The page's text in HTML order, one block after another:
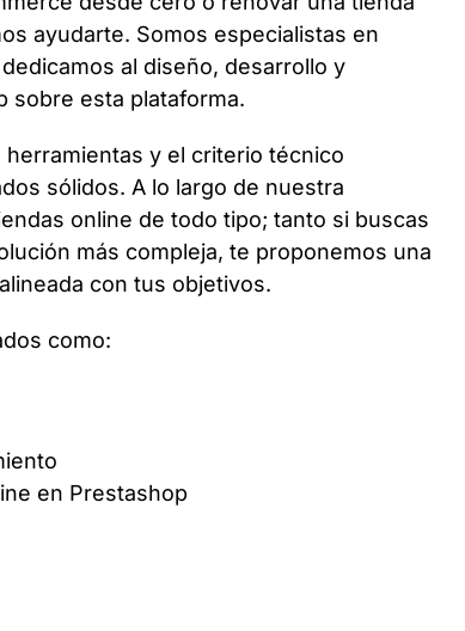
ayudarte. Somos especialistas en
al diseño, desarrollo y
sobre esta plataforma.
y el criterio técnico
sólidos. A lo largo de nuestra
online de todo tipo; tanto si buscas
más compleja, te proponemos una
con tus objetivos.
como:
en Prestashop